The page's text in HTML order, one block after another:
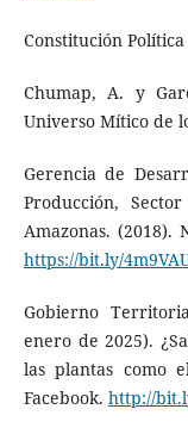
Constitución
Chumap, A. y
Universo Mítico de
Gerencia de
Producción,
Amazonas. (2018).
https://bit.ly/
Gobierno
enero de 2025).
las plantas como
Facebook. http://